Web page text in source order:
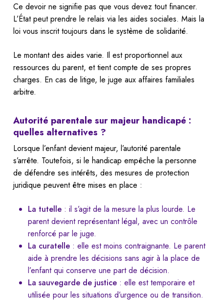
Ce devoir ne signifie pas que vous devez tout financer.
L’État peut prendre le relais via les aides sociales. Mais la
loi vous inscrit toujours dans le système de solidarité.
Le montant des aides varie. Il est proportionnel aux
ressources du parent, et tient compte de ses propres
charges. En cas de litige, le juge aux affaires familiales
arbitre.
Autorité parentale sur majeur handicapé :
quelles alternatives ?
Lorsque l’enfant devient majeur, l’autorité parentale
s’arrête. Toutefois, si le handicap empêche la personne
de défendre ses intérêts, des mesures de protection
juridique peuvent être mises en place :
La tutelle: il s’agit de la mesure la plus lourde. Le
parent devient représentant légal, avec un contrôle
renforcé par le juge.
La curatelle: elle est moins contraignante. Le parent
aide à prendre les décisions sans agir à la place de
l’enfant qui conserve une part de décision.
La sauvegarde de justice: elle est temporaire et
utilisée pour les situations d’urgence ou de transition.